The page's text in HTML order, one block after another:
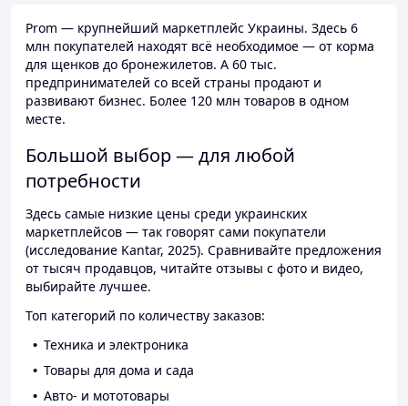
Prom — крупнейший маркетплейс Украины. Здесь 6
млн покупателей находят всё необходимое — от корма
для щенков до бронежилетов. А 60 тыс.
предпринимателей со всей страны продают и
развивают бизнес. Более 120 млн товаров в одном
месте.
Большой выбор — для любой
потребности
Здесь самые низкие цены среди украинских
маркетплейсов — так говорят сами покупатели
(исследование Kantar, 2025). Сравнивайте предложения
от тысяч продавцов, читайте отзывы с фото и видео,
выбирайте лучшее.
Топ категорий по количеству заказов:
Техника и электроника
Товары для дома и сада
Авто- и мототовары